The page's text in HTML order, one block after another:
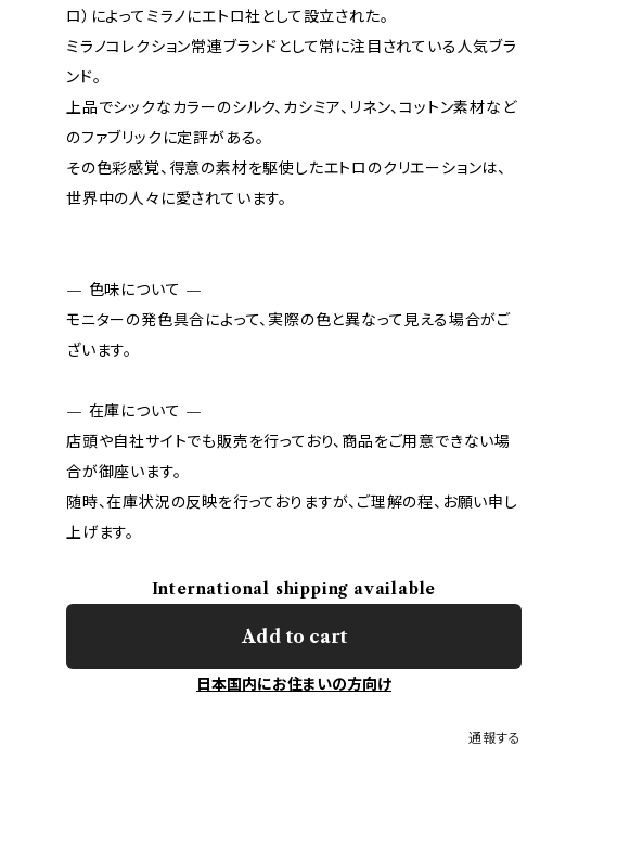
ロ）によってミラノにエトロ社として設立された。
ミラノコレクション常連ブランドとして常に注目されている人気ブラ
ンド。
上品でシックなカラーのシルク、カシミア、リネン、コットン素材など
のファブリックに定評がある。
その色彩感覚、得意の素材を駆使したエトロのクリエーションは、
世界中の人々に愛されています。
— 色味について —
モニターの発色具合によって、実際の色と異なって見える場合がご
ざいます。
— 在庫について —
店頭や自社サイトでも販売を行っており、商品をご用意できない場
合が御座います。
随時、在庫状況の反映を行っておりますが、ご理解の程、お願い申し
上げます。
International shipping available
Add to cart
日本国内にお住まいの方向け
通報する